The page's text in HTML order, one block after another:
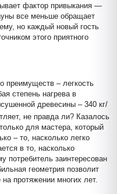
фактор привыкания —
все меньше обращает
но каждый новый гость
этого приятного
преимуществ – легкость
степень нагрева в
древесины – 340 кг/
не правда ли? Казалось
для мастера, который
– то, насколько легко
в то, насколько
потребитель заинтересован
геометрия позволит
протяжении многих лет.